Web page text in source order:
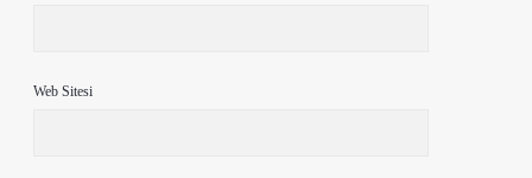
Web Sitesi